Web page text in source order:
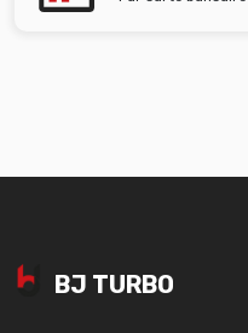
BJ TURBO